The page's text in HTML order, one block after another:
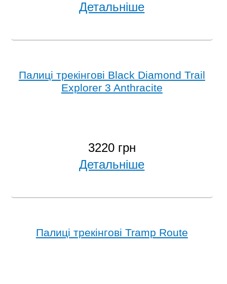
Детальніше
Палиці трекінгові Black Diamond Trail
Explorer 3 Anthracite
3220 грн
Детальніше
Палиці трекінгові Tramp Route